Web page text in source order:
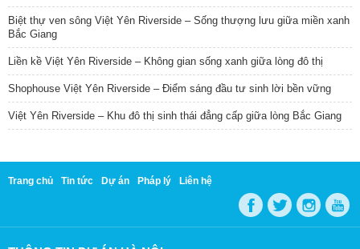
Biệt thự ven sông Việt Yên Riverside – Sống thượng lưu giữa miền xanh
Bắc Giang
Liền kề Việt Yên Riverside – Không gian sống xanh giữa lòng đô thị
Shophouse Việt Yên Riverside – Điểm sáng đầu tư sinh lời bền vững
Việt Yên Riverside – Khu đô thị sinh thái đẳng cấp giữa lòng Bắc Giang
Trang chủ Tin tức Dự án Pháp lý Liên hệ